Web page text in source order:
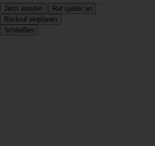
Jetzt anrufen
Ruf später an
Rückruf einplanen
Schließen